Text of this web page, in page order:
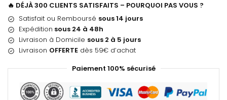
🔥 DÉJÀ 300 CLIENTS SATISFAITS – POURQUOI PAS VOUS ?
Satisfait ou Remboursé sous 14 jours
Expédition sous 24 à 48h
Livraison à Domicile sous 2 à 5 jours
Livraison OFFERTE dès 59€ d’achat
Paiement 100% sécurisé